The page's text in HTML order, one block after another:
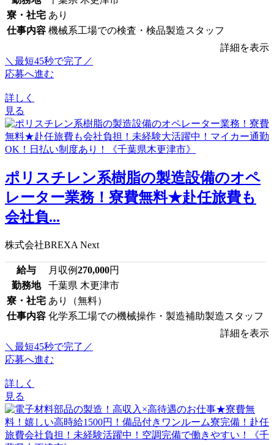
寮・社宅 あり
仕事内容 機械系工場での検査・検品製造スタッフ
詳細を表示
＼最短45秒で完了／
応募へ進む
詳しく
見る
ポリスチレン系樹脂の製造設備のオペ
レーター業務！寮費無料★赴任旅費も
会社負...
株式会社BREXA Next
給与 月収例270,000円
勤務地
千葉県 木更津市
寮・社宅 あり（無料）
仕事内容 化学系工場での機械操作・製造補助製造スタッフ
詳細を表示
＼最短45秒で完了／
応募へ進む
詳しく
見る